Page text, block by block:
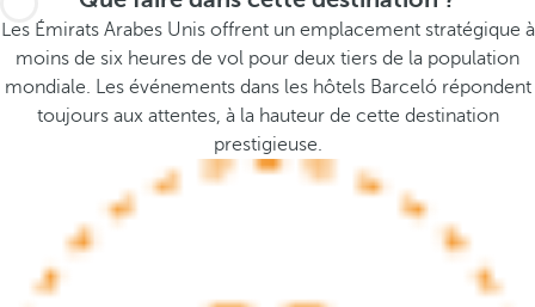
a
d
Les Émirats Arabes Unis offrent un emplacement stratégique à
moins de six heures de vol pour deux tiers de la population
mondiale. Les événements dans les hôtels Barceló répondent
toujours aux attentes, à la hauteur de cette destination
prestigieuse.